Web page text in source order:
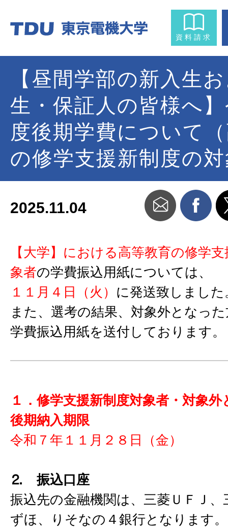
資料請求
【昼間学部の新入生
生・保証人の皆様へ
度後期学費について
の修学支援新制度の
2025.11.04
【大学】における高等教育の修学
象者の学費振込用紙については、
１１月４日（火） に発送致しました
また、選考の結果、対象外となっ
学費振込用紙を送付しております。
１．修学支援新制度対象者・対象
後期納入期限
令和７年１１月２８日（金）
⒉ 振込口座
振込先の金融機関は、三菱ＵＦＪ、
ずほ、りそなの４銀行となります。